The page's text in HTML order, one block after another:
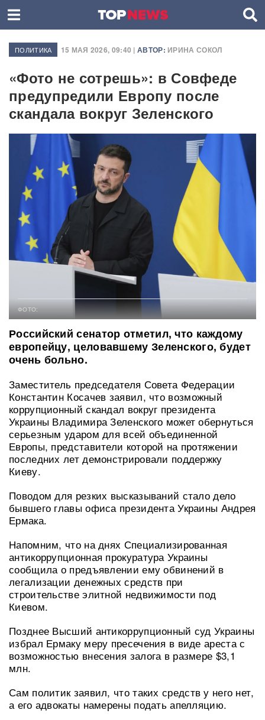
ПОЛИТИКА 15 МАЯ 2026, 09:40 | АВТОР: ИРИНА СОКОЛ
«Фото не сотрешь»: в Совфеде
предупредили Европу после
скандала вокруг Зеленского
ФОТО:
Российский сенатор отметил, что каждому
европейцу, целовавшему Зеленского, будет
очень больно.
Заместитель председателя Совета Федерации
Константин Косачев заявил, что возможный
коррупционный скандал вокруг президента
Украины Владимира Зеленского может обернуться
серьезным ударом для всей объединенной
Европы, представители которой на протяжении
последних лет демонстрировали поддержку
Киеву.
Поводом для резких высказываний стало дело
бывшего главы офиса президента Украины Андрея
Ермака.
Напомним, что на днях Специализированная
антикоррупционная прокуратура Украины
сообщила о предъявлении ему обвинений в
легализации денежных средств при
строительстве элитной недвижимости под
Киевом.
Позднее Высший антикоррупционный суд Украины
избрал Ермаку меру пресечения в виде ареста с
возможностью внесения залога в размере $3,1
млн.
Сам политик заявил, что таких средств у него нет,
а его адвокаты намерены подать апелляцию.